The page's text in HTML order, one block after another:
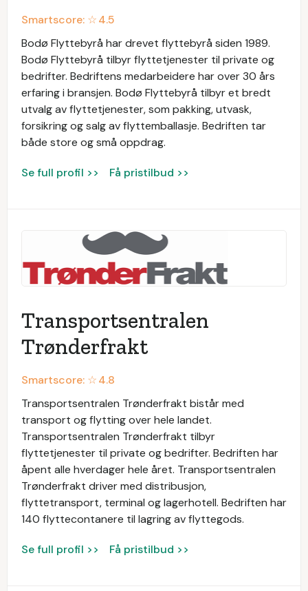
Smartscore: ☆4.5
Bodø Flyttebyrå har drevet flyttebyrå siden 1989.
Bodø Flyttebyrå tilbyr flyttetjenester til private og
bedrifter. Bedriftens medarbeidere har over 30 års
erfaring i bransjen. Bodø Flyttebyrå tilbyr et bredt
utvalg av flyttetjenester, som pakking, utvask,
forsikring og salg av flyttemballasje. Bedriften tar
både store og små oppdrag.
Se full profil >> Få pristilbud >>
Transportsentralen
Trønderfrakt
Smartscore: ☆4.8
Transportsentralen Trønderfrakt bistår med
transport og flytting over hele landet.
Transportsentralen Trønderfrakt tilbyr
flyttetjenester til private og bedrifter. Bedriften har
åpent alle hverdager hele året. Transportsentralen
Trønderfrakt driver med distribusjon,
flyttetransport, terminal og lagerhotell. Bedriften har
140 flyttecontanere til lagring av flyttegods.
Se full profil >> Få pristilbud >>